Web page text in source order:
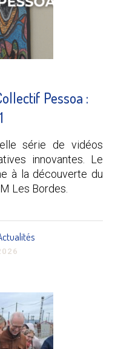
Pessoa :
série de vidéos
innovantes. Le
à la découverte du
Les Bordes.